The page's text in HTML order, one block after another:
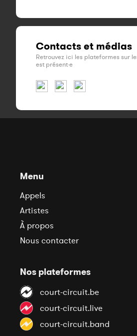
Contacts et médias
Retrouvez ici les plateformes sur
est présent·e
Menu
Appels
Artistes
À propos
Nous contacter
Nos plateformes
court-circuit.be
court-circuit.live
court-circuit.band